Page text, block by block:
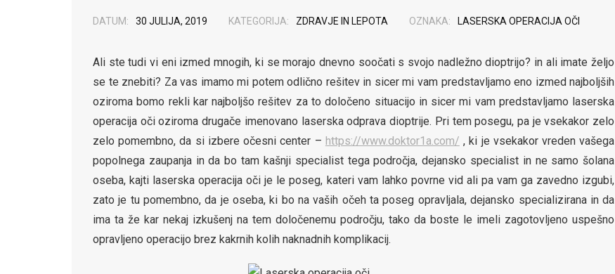
DATUM: 30 JULIJA, 2019 KATEGORIJA: ZDRAVJE IN LEPOTA OZNAKA: LASERSKA OPERACIJA OČI
Ali ste tudi vi eni izmed mnogih, ki se morajo dnevno soočati s svojo nadležno dioptrijo? in ali imate željo
se te znebiti? Za vas imamo mi potem odlično rešitev in sicer mi vam predstavljamo eno izmed najboljših
oziroma bomo rekli kar najboljšo rešitev za to določeno situacijo in sicer mi vam predstavljamo laserska
operacija oči oziroma drugače imenovano laserska odprava dioptrije. Pri tem posegu, pa je vsekakor zelo
zelo pomembno, da si izbere očesni center – https://www.doktor1a.com/ , ki je vsekakor vreden vašega
popolnega zaupanja in da bo tam kašnji specialist tega področja, dejansko specialist in ne samo šolana
oseba, kajti laserska operacija oči je le poseg, kateri vam lahko povrne vid ali pa vam ga zavedno izgubi,
zato je tu pomembno, da je oseba, ki bo na vaših očeh ta poseg opravljala, dejansko specializirana in da
ima ta že kar nekaj izkušenj na tem določenemu področju, tako da boste le imeli zagotovljeno uspešno
opravljeno operacijo brez kakrnih kolih naknadnih komplikacij.